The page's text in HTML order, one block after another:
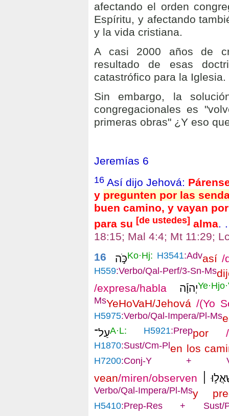
afectando el orden
Espíritu, y afectando
y la vida cristiana.
A casi 2000 años de
resultado de esas
catastrófico para la Iglesia.
Sin embargo, la
congregacionales es
primeras obras" ¿Y eso
Jeremías 6
16 Así dijo Jehová:
y pregunten por las
buen camino, y vayan
para su [de ustedes] alma.
18:15; Mal 4:4; Mt 11:29;
16
כֹּ֣הKo·Hj: H3541:Advasí /
H559:Verbo/Qal-Perf/3-Sn-Ms
/expresa/habla
יְהוָ֡ה
MsYeHoVaH/Jehová /(Yo
H5975:Verbo/Qal-Impera/Pl-Ms
עַל־A·L: H5921:Preppor /
H1870:Sust/Cm-Pl en los
H7200:Conj-Y + Verbo/
vean/miren/observen ׀
Verbo/Qal-Impera/Pl-Msy
H5410:Prep-Res + Sust/